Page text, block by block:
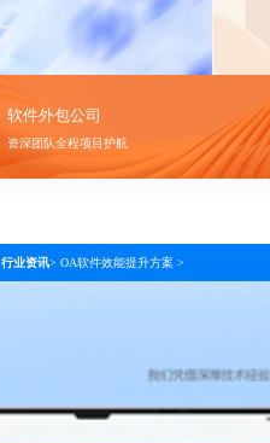
软件外包公司
资深团队全程项目护航
行业资讯> OA软件效能提升方案 >